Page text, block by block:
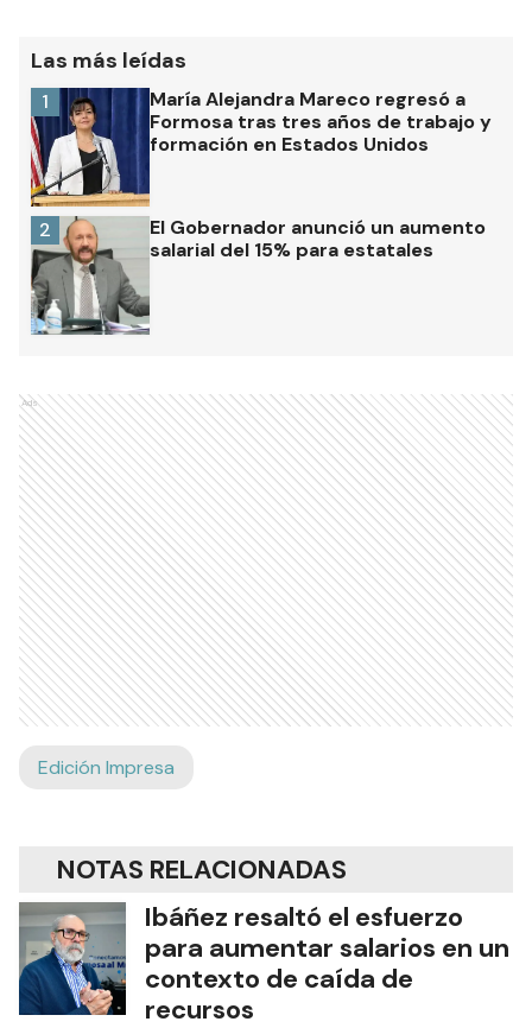
Las más leídas
María Alejandra Mareco regresó a
Formosa tras tres años de trabajo y
formación en Estados Unidos
1
El Gobernador anunció un aumento
salarial del 15% para estatales
2
Ads
Edición Impresa
NOTAS RELACIONADAS
Ibáñez resaltó el esfuerzo
para aumentar salarios en un
contexto de caída de
recursos